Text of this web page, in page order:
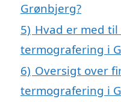
Grønbjerg?
5) Hvad er med
termografering i
6) Oversigt over
termografering i